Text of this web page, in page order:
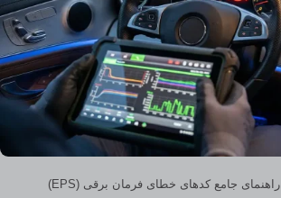
راهنمای جامع کدهای خطای فرمان برقی (EPS)